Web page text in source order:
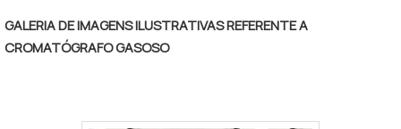
GALERIA DE IMAGENS ILUSTRATIVAS REFERENTE A
CROMATÓGRAFO GASOSO